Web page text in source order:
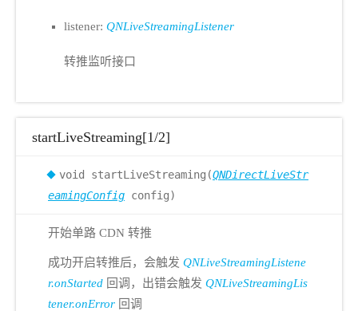
listener: QNLiveStreamingListener
转推监听接口
startLiveStreaming[1/2]
void startLiveStreaming(QNDirectLiveStr
eamingConfig config)
开始单路 CDN 转推
成功开启转推后，会触发 QNLiveStreamingListene
r.onStarted 回调，出错会触发 QNLiveStreamingLis
tener.onError 回调